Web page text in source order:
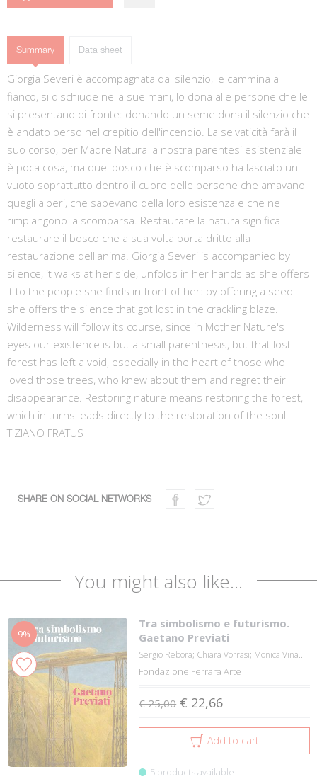
Summary Data sheet
Giorgia Severi è accompagnata dal silenzio, le cammina a
fianco, si dischiude nella sue mani, lo dona alle persone che le
si presentano di fronte: donando un seme dona il silenzio che
è andato perso nel crepitio dell'incendio. La selvaticità farà il
suo corso, per Madre Natura la nostra parentesi esistenziale
è poca cosa, ma quel bosco che è scomparso ha lasciato un
vuoto soprattutto dentro il cuore delle persone che amavano
quegli alberi, che sapevano della loro esistenza e che ne
rimpiangono la scomparsa. Restaurare la natura significa
restaurare il bosco che a sua volta porta dritto alla
restaurazione dell'anima. Giorgia Severi is accompanied by
silence, it walks at her side, unfolds in her hands as she offers
it to the people she finds in front of her: by offering a seed
she offers the silence that got lost in the crackling blaze.
Wilderness will follow its course, since in Mother Nature's
eyes our existence is but a small parenthesis, but that lost
forest has left a void, especially in the heart of those who
loved those trees, who knew about them and regret their
disappearance. Restoring nature means restoring the forest,
which in turns leads directly to the restoration of the soul.
TIZIANO FRATUS
SHARE ON SOCIAL NETWORKS
You might also like...
9%
Tra simbolismo e futurismo.
Gaetano Previati
Sergio Rebora; Chiara Vorrasi; Monica Vina...
Fondazione Ferrara Arte
€ 25,00 € 22,66
Add to cart
5 products available